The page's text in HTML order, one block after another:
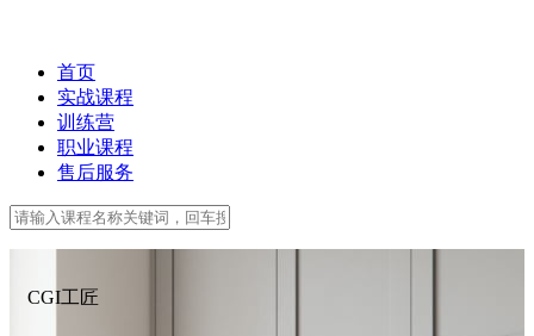
首页
实战课程
训练营
职业课程
售后服务
CGI工匠